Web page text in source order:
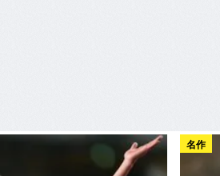
名作